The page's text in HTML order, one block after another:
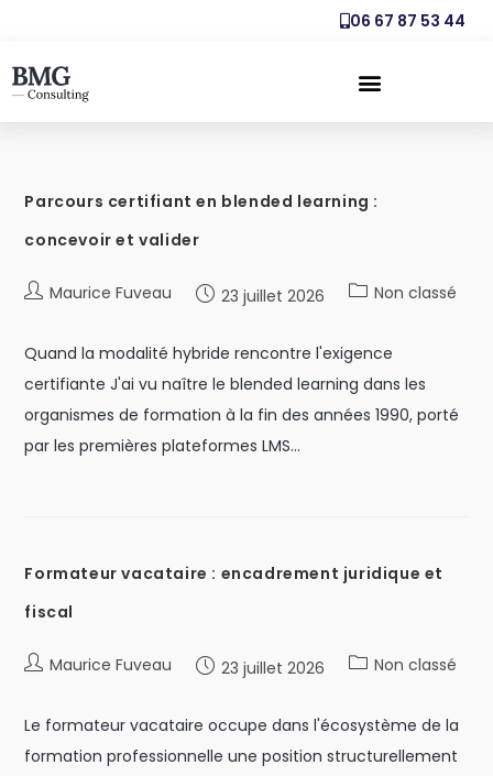
06 67 87 53 44
Parcours certifiant en blended learning :
concevoir et valider
Maurice Fuveau 23 juillet 2026 Non classé
Quand la modalité hybride rencontre l'exigence
certifiante J'ai vu naître le blended learning dans les
organismes de formation à la fin des années 1990, porté
par les premières plateformes LMS…
Formateur vacataire : encadrement juridique et
fiscal
Maurice Fuveau 23 juillet 2026 Non classé
Le formateur vacataire occupe dans l'écosystème de la
formation professionnelle une position structurellement